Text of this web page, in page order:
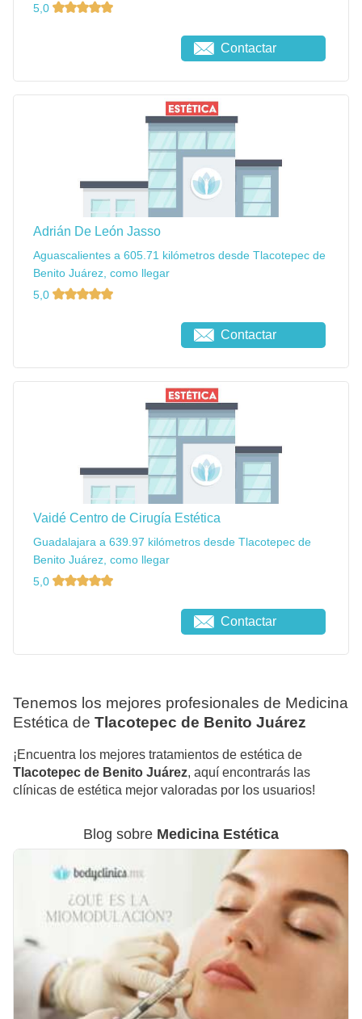
5,0
Contactar
Adrián De León Jasso
Aguascalientes a 605.71 kilómetros desde Tlacotepec de
Benito Juárez, como llegar
5,0
Contactar
Vaidé Centro de Cirugía Estética
Guadalajara a 639.97 kilómetros desde Tlacotepec de
Benito Juárez, como llegar
5,0
Contactar
Tenemos los mejores profesionales de Medicina
Estética de Tlacotepec de Benito Juárez
¡Encuentra los mejores tratamientos de estética de
Tlacotepec de Benito Juárez, aquí encontrarás las
clínicas de estética mejor valoradas por los usuarios!
Blog sobre Medicina Estética